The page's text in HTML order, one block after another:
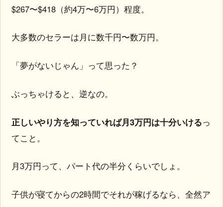
$267〜$418（約4万〜6万円）程度。
大多数のセラーは月に数千円〜数万円。
「夢がないじゃん」って思った？
ぶっちゃけると、逆なの。
正しいやり方を知っていれば月3万円は十分いけるっ
てこと。
月3万円って、パート代の半分くらいでしょ。
子供が寝てからの2時間でそれが稼げるなら、全然ア